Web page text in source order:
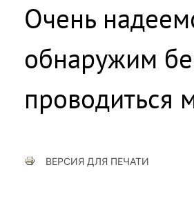
Очень
обнаружим
проводиться
ВЕРСИЯ ДЛЯ ПЕЧАТИ